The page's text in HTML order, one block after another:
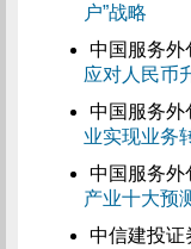
户”战略
中国服务外
应对人民币
中国服务外
业实现业务
中国服务外
产业十大预
中信建投证